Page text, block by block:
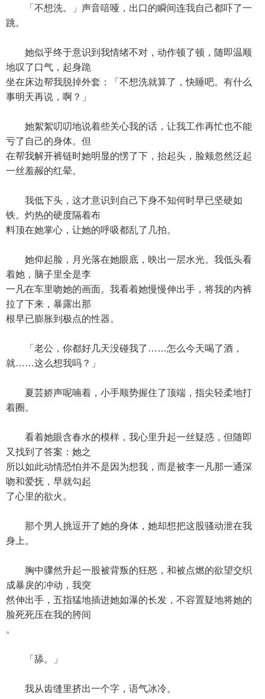
「不想洗。」声音喑哑，出口的瞬间连我自己都吓了一
跳。
她似乎终于意识到我情绪不对，动作顿了顿，随即温顺
地叹了口气，起身跪
坐在床边帮我脱掉外套：「不想洗就算了，快睡吧。有什么
事明天再说，啊？」
她絮絮叨叨地说着些关心我的话，让我工作再忙也不能
亏了自己的身体。但
在帮我解开裤链时她明显的愣了下，抬起头，脸颊忽然泛起
一丝羞赧的红晕。
我低下头，这才意识到自己下身不知何时早已坚硬如
铁。灼热的硬度隔着布
料顶在她掌心，让她的呼吸都乱了几拍。
她仰起脸，月光落在她眼底，映出一层水光。我低头看
着她，脑子里全是李
一凡在车里吻她的画面。我看着她慢慢伸出手，将我的内裤
拉了下来，暴露出那
根早已膨胀到极点的性器。
「老公，你都好几天没碰我了……怎么今天喝了酒，
就……这么想我吗？」
夏芸娇声呢喃着，小手顺势握住了顶端，指尖轻柔地打
着圈。
看着她眼含春水的模样，我心里升起一丝疑惑，但随即
又找到了答案：她之
所以如此动情恐怕并不是因为想我，而是被李一凡那一通深
吻和爱抚，早就勾起
了心里的欲火。
那个男人挑逗开了她的身体，她却想把这股骚动泄在我
身上。
胸中骤然升起一股被背叛的狂怒，和被点燃的欲望交织
成暴戾的冲动，我突
然伸出手，五指猛地插进她如瀑的长发，不容置疑地将她的
脸死死压在我的胯间
。
「舔。」
我从齿缝里挤出一个字，语气冰冷。